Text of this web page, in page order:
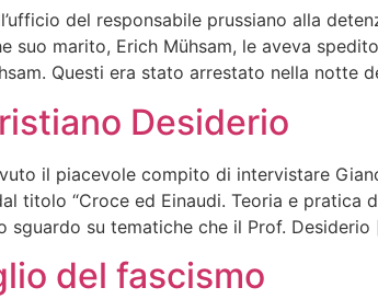
del responsabile prussiano alla
suo marito, Erich Mühsam, le aveva
Questi era stato arrestato nella notte
Desiderio
il piacevole compito di intervistare
titolo “Croce ed Einaudi. Teoria e pratica
sguardo su tematiche che il Prof.
del fascismo